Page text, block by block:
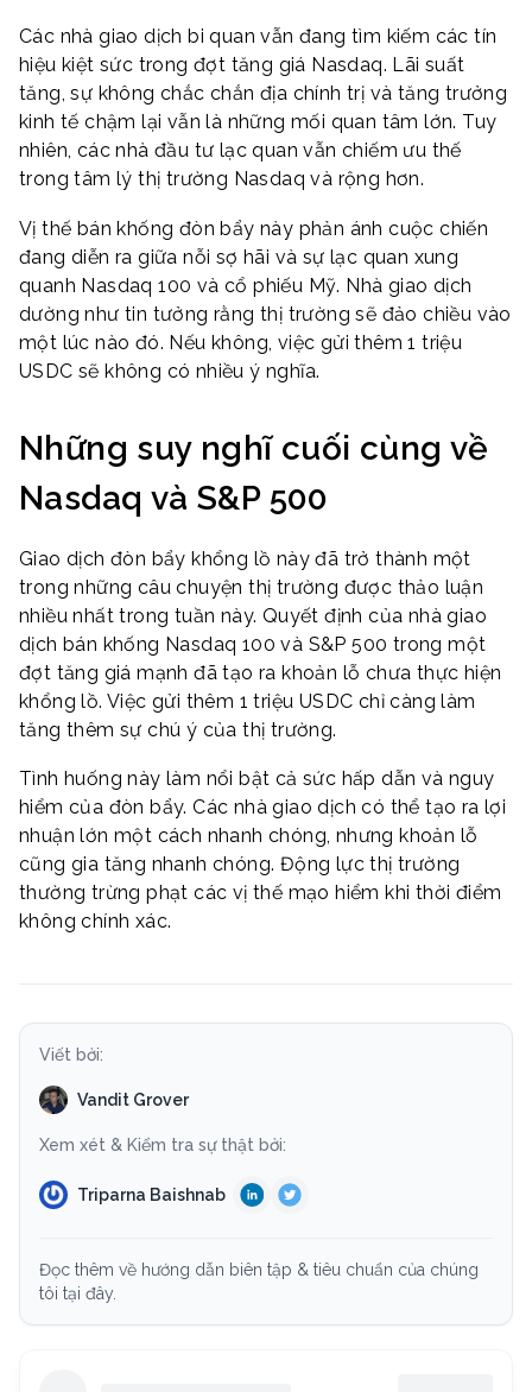
Các nhà giao dịch bi quan vẫn đang tìm kiếm các tín
hiệu kiệt sức trong đợt tăng giá Nasdaq. Lãi suất
tăng, sự không chắc chắn địa chính trị và tăng trưởng
kinh tế chậm lại vẫn là những mối quan tâm lớn. Tuy
nhiên, các nhà đầu tư lạc quan vẫn chiếm ưu thế
trong tâm lý thị trường Nasdaq và rộng hơn.
Vị thế bán khống đòn bẩy này phản ánh cuộc chiến
đang diễn ra giữa nỗi sợ hãi và sự lạc quan xung
quanh Nasdaq 100 và cổ phiếu Mỹ. Nhà giao dịch
dường như tin tưởng rằng thị trường sẽ đảo chiều vào
một lúc nào đó. Nếu không, việc gửi thêm 1 triệu
USDC sẽ không có nhiều ý nghĩa.
Những suy nghĩ cuối cùng về
Nasdaq và S&P 500
Giao dịch đòn bẩy khổng lồ này đã trở thành một
trong những câu chuyện thị trường được thảo luận
nhiều nhất trong tuần này. Quyết định của nhà giao
dịch bán khống Nasdaq 100 và S&P 500 trong một
đợt tăng giá mạnh đã tạo ra khoản lỗ chưa thực hiện
khổng lồ. Việc gửi thêm 1 triệu USDC chỉ càng làm
tăng thêm sự chú ý của thị trường.
Tình huống này làm nổi bật cả sức hấp dẫn và nguy
hiểm của đòn bẩy. Các nhà giao dịch có thể tạo ra lợi
nhuận lớn một cách nhanh chóng, nhưng khoản lỗ
cũng gia tăng nhanh chóng. Động lực thị trường
thường trừng phạt các vị thế mạo hiểm khi thời điểm
không chính xác.
Viết bởi:
Vandit Grover
Xem xét & Kiểm tra sự thật bởi:
Triparna Baishnab
Đọc thêm về hướng dẫn biên tập & tiêu chuẩn của chúng
tôi tại đây.